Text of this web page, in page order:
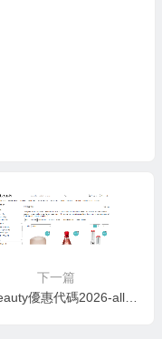
下一篇
All beauty優惠代碼2026-allbeauty英國官網春季促銷2折起+額外9.4折促銷 部分直郵中國